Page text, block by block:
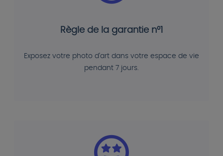
Règle de la garantie n°1
Exposez votre photo d'art dans votre espace de vie
pendant 7 jours.